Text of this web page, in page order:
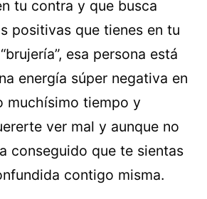
tu contra y que busca
positivas que tienes en tu
esa persona está
energía súper negativa en
muchísimo tiempo y
ver mal y aunque no
conseguido que te sientas
contigo misma.